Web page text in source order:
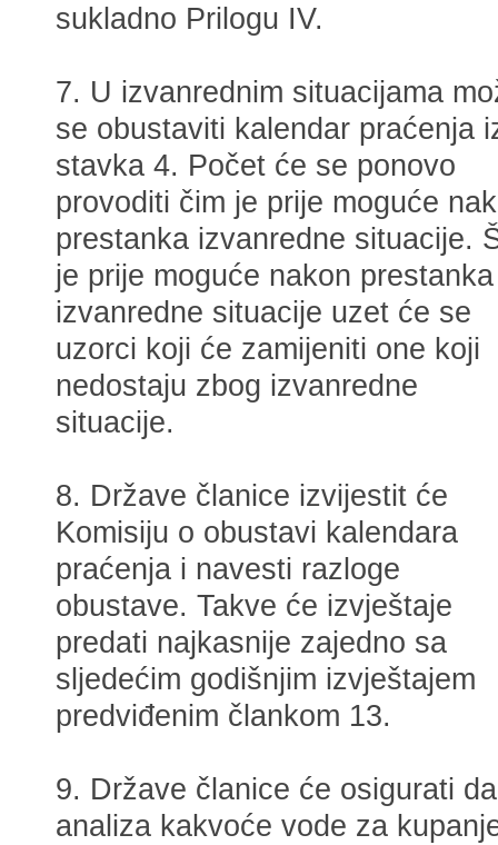
sukladno Prilogu IV.
7. U izvanrednim situacijama
se obustaviti kalendar praćenja
stavka 4. Počet će se ponovo
provoditi čim je prije moguće
prestanka izvanredne situacije.
je prije moguće nakon prestanka
izvanredne situacije uzet će se
uzorci koji će zamijeniti one koji
nedostaju zbog izvanredne
situacije.
8. Države članice izvijestit će
Komisiju o obustavi kalendara
praćenja i navesti razloge
obustave. Takve će izvještaje
predati najkasnije zajedno sa
sljedećim godišnjim izvještajem
predviđenim člankom 13.
9. Države članice će osigurati
analiza kakvoće vode za